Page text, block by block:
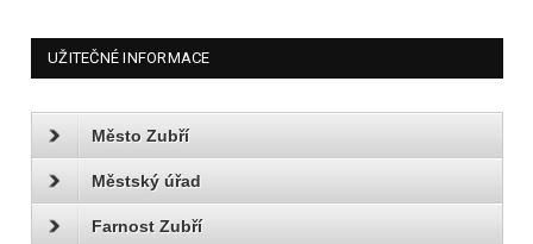
UŽITEČNÉ INFORMACE
Město Zubří
Městský úřad
Farnost Zubří